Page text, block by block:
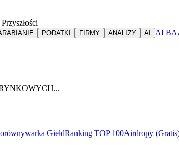
PODATKI FIRMY ANALIZY AI AI
GiełdRanking TOP 100Airdropy